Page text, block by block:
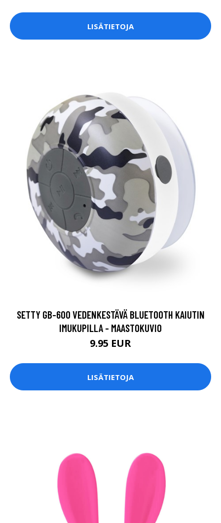
LISÄTIETOJA
SETTY GB-600 VEDENKESTÄVÄ BLUETOOTH KAIUTIN
IMUKUPILLA - MAASTOKUVIO
9.95 EUR
LISÄTIETOJA